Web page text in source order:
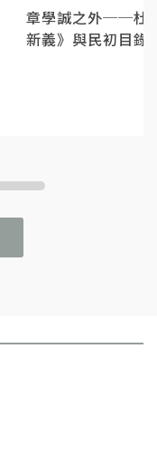
章學誠之外──杜
新義》與民初目錄